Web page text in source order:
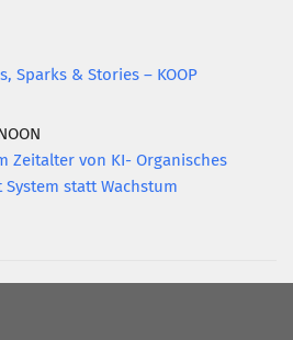
Sparks & Stories – KOOP
Zeitalter von KI- Organisches
statt Wachstum